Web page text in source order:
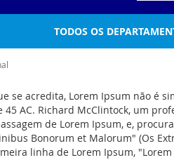
TODOS OS
se acredita, Lorem Ipsum não é
45 AC. Richard McClintock, um
de Lorem Ipsum, e,
Bonorum et Malorum" (Os
linha de Lorem Ipsum,